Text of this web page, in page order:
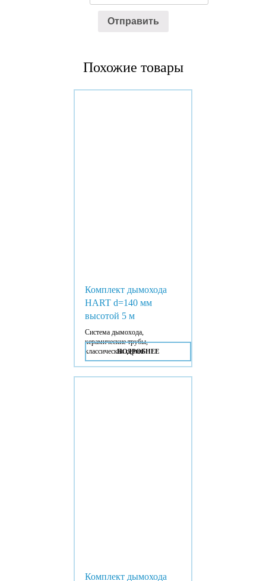
Похожие товары
Комплект дымохода
HART d=140 мм
высотой 5 м
Система дымохода,
керамические трубы,
классическая серия/
ПОДРОБНЕЕ
Комплект дымохода